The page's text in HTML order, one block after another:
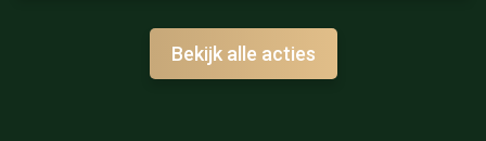
Bekijk alle acties